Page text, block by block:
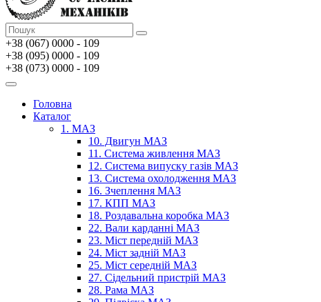
+38 (067) 0000 - 109
+38 (095) 0000 - 109
+38 (073) 0000 - 109
Головна
Каталог
1. МАЗ
10. Двигун МАЗ
11. Система живлення МАЗ
12. Система випуску газів МАЗ
13. Система охолодження МАЗ
16. Зчеплення МАЗ
17. КПП МАЗ
18. Роздавальна коробка МАЗ
22. Вали карданні МАЗ
23. Міст передній МАЗ
24. Міст задній МАЗ
25. Міст середній МАЗ
27. Сідельний пристрій МАЗ
28. Рама МАЗ